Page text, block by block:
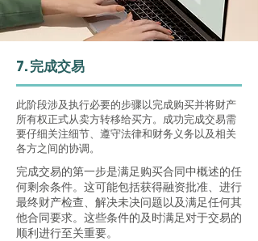
7. 完成交易
此阶段涉及执行必要的步骤以完成购买并将财产
所有权正式从卖方转移给买方。成功完成交易需
要仔细关注细节、遵守法律和财务义务以及相关
各方之间的协调。
完成交易的第一步是满足购买合同中概述的任
何剩余条件。这可能包括获得融资批准、进行
最终财产检查、解决未决问题以及满足任何其
他合同要求。这些条件的及时满足对于交易的
顺利进行至关重要。